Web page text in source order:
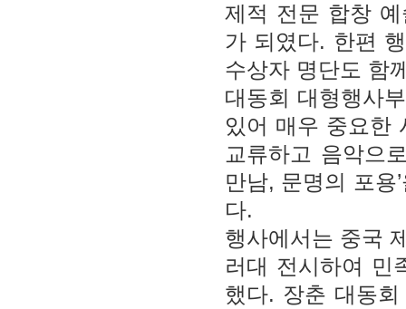
제적 전문 합창
가 되였다. 한편
수상자 명단도 함
대동회 대형행사
있어 매우 중요한
교류하고 음악으
만남, 문명의 포용
다.
행사에서는 중국
러대 전시하여 민
했다. 장춘 대동